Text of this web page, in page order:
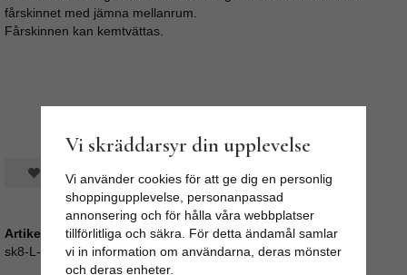
fårskinnet med jämna mellanrum.
Fårskinnen kan kemtvättas.
Spara som favorit
Artikelnummer:
sk8-L-90
Vi skräddarsyr din upplevelse
Vi använder cookies för att ge dig en personlig
shoppingupplevelse, personanpassad
annonsering och för hålla våra webbplatser
tillförlitliga och säkra. För detta ändamål samlar
vi in information om användarna, deras mönster
och deras enheter.